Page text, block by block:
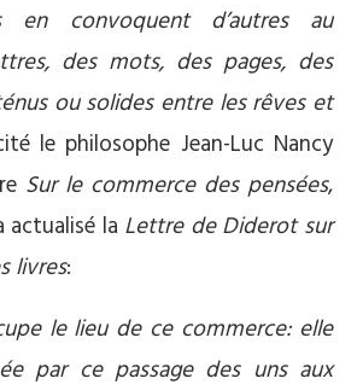
en convoquent d’autres au
des mots, des pages, des
ou solides entre les rêves et
le philosophe Jean-Luc Nancy
Sur le commerce des pensées,
actualisé la Lettre de Diderot sur
livres:
le lieu de ce commerce: elle
par ce passage des uns aux